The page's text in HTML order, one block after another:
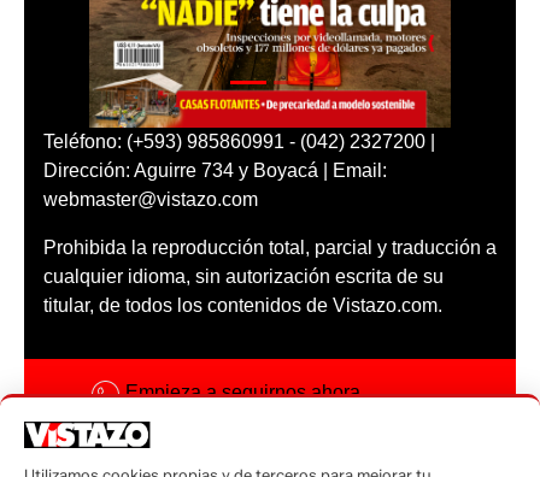
Teléfono: (+593) 985860991 - (042) 2327200 |
Dirección: Aguirre 734 y Boyacá | Email:
webmaster@vistazo.com
Prohibida la reproducción total, parcial y traducción a
cualquier idioma, sin autorización escrita de su
titular, de todos los contenidos de Vistazo.com.
Empieza a seguirnos ahora